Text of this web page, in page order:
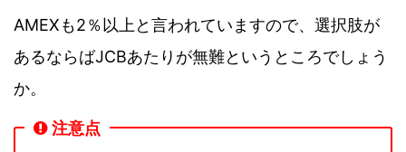
AMEXも2％以上と言われていますので、選択肢が
あるならばJCBあたりが無難というところでしょう
か。
注意点